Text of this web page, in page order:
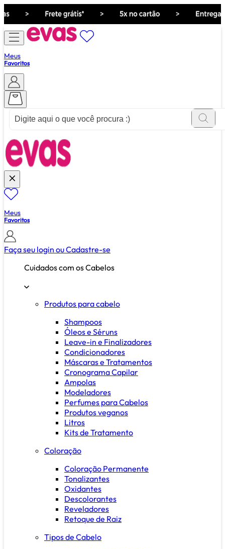
Meus
Favoritos
Meus
Favoritos
Faça seu login ouCadastre-se
Cuidados com os Cabelos
Produtos para cabelo
Shampoos
Óleos e Séruns
Leave-in e Finalizadores
Condicionadores
Máscaras e Tratamentos
Cronograma Capilar
Ampolas
Modeladores
Perfumes para Cabelos
Produtos veganos
Litros
Kits de Tratamento
Coloração
Coloração Permanente
Tonalizantes
Oxidantes
Descolorantes
Reveladores
Retoque de Raiz
Tipos de Cabelo